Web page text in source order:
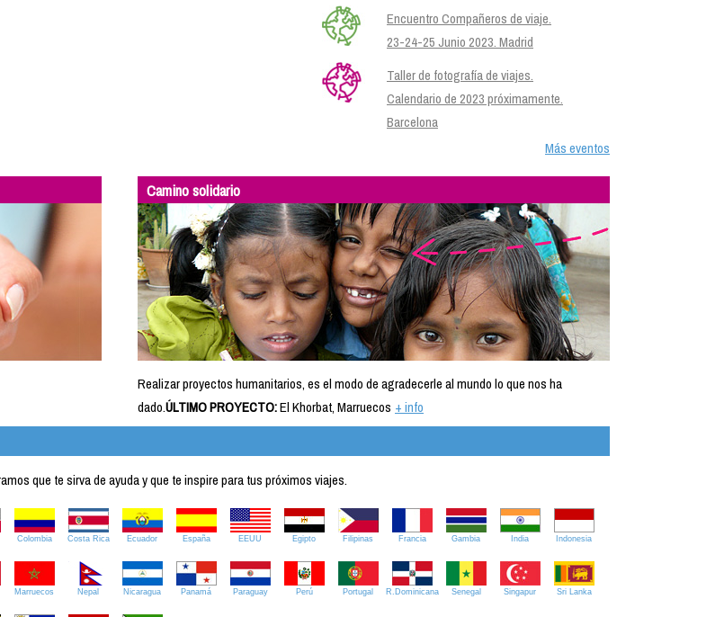
Encuentro Compañeros de viaje.
23-24-25 Junio 2023. Madrid
Taller de fotografía de viajes.
Calendario de 2023 próximamente.
Barcelona
Más eventos
Camino solidario
Realizar proyectos humanitarios, es el modo de agradecerle al mundo lo que nos ha
dado.ÚLTIMO PROYECTO:El Khorbat, Marruecos + info
que te sirva de ayuda y que te inspire para tus próximos viajes.
Colombia Costa Rica Ecuador España EEUU Egipto Filipinas Francia Gambia India Indonesia
Marruecos Nepal Nicaragua Panamá Paraguay Perú Portugal R.Dominicana Senegal Singapur Sri Lanka